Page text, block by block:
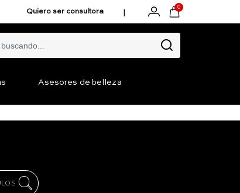
Quiero ser consultora | 0
Asesores de belleza